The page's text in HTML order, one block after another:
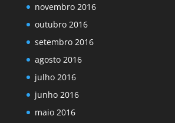
novembro 2016
outubro 2016
setembro 2016
agosto 2016
julho 2016
junho 2016
maio 2016